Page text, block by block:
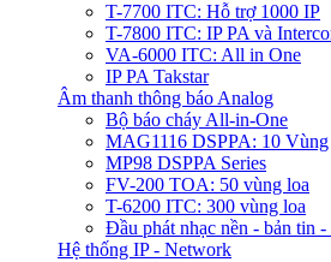
T-7700 ITC: Hỗ trợ 1000 IP
T-7800 ITC: IP PA và
VA-6000 ITC: All in One
IP PA Takstar
Âm thanh thông báo Analog
Bộ báo cháy All-in-One
MAG1116 DSPPA: 10 Vùng
MP98 DSPPA Series
FV-200 TOA: 50 vùng loa
T-6200 ITC: 300 vùng loa
Đầu phát nhạc nền - bản tin
Hệ thống IP - Network